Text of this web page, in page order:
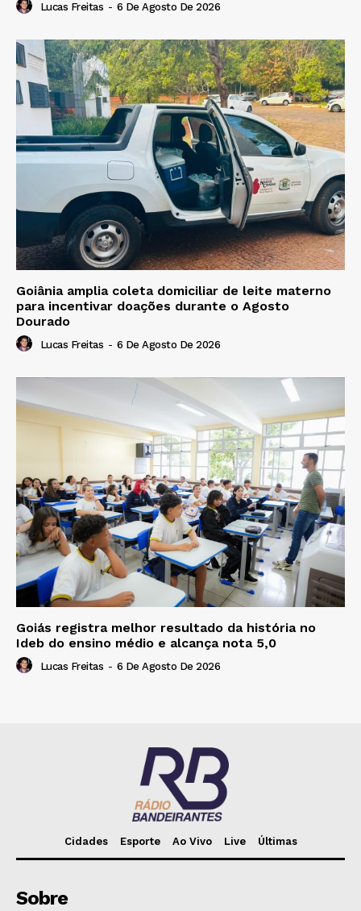
Lucas Freitas - 6 De Agosto De 2026
Goiânia amplia coleta domiciliar de leite materno
para incentivar doações durante o Agosto
Dourado
Lucas Freitas - 6 De Agosto De 2026
Goiás registra melhor resultado da história no
Ideb do ensino médio e alcança nota 5,0
Lucas Freitas - 6 De Agosto De 2026
Cidades Esporte Ao Vivo Live Últimas
Sobre